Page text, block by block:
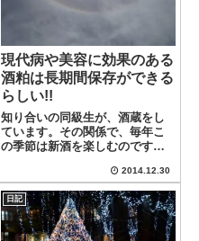
現代病や美容に効果のある
酒粕は長期間保存ができる
らしい!!
知り合いの同級生が、酒蔵をし
ています。その関係で、毎年こ
の季節は新酒を楽しむのです
いてしまいました(^-^)普段から
使い慣れた食材では無いので、
なかなか消費しきれずにいま
す。元々が発酵したものだし、
日持ちしそうで...
2014.12.30
日記